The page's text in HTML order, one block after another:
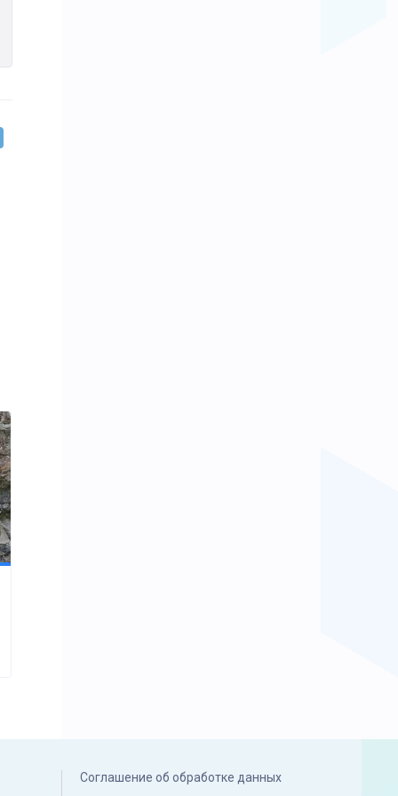
Соглашение об обработке данных